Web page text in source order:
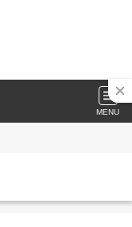
MENU